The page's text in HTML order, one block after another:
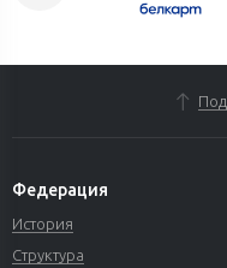
Федерация
История
Структура